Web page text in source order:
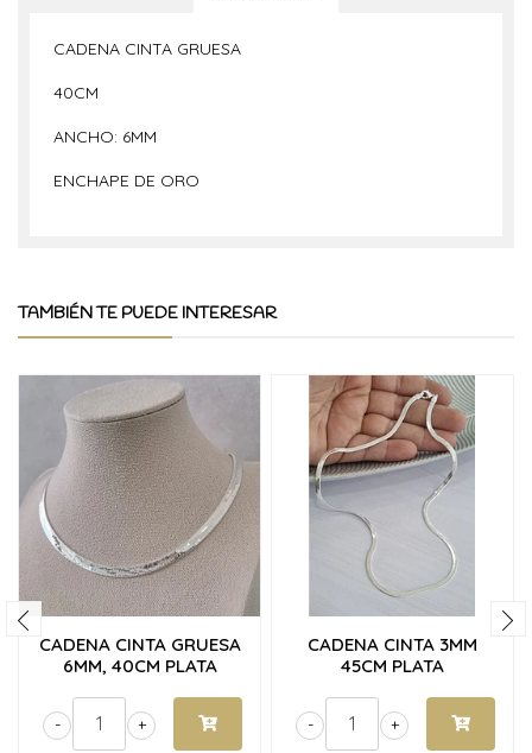
CADENA CINTA GRUESA
40CM
ANCHO: 6MM
ENCHAPE DE ORO
TAMBIÉN TE PUEDE INTERESAR
CADENA CINTA GRUESA
6MM, 40CM PLATA
+
-
CADENA CINTA 3MM
45CM PLATA
+
-